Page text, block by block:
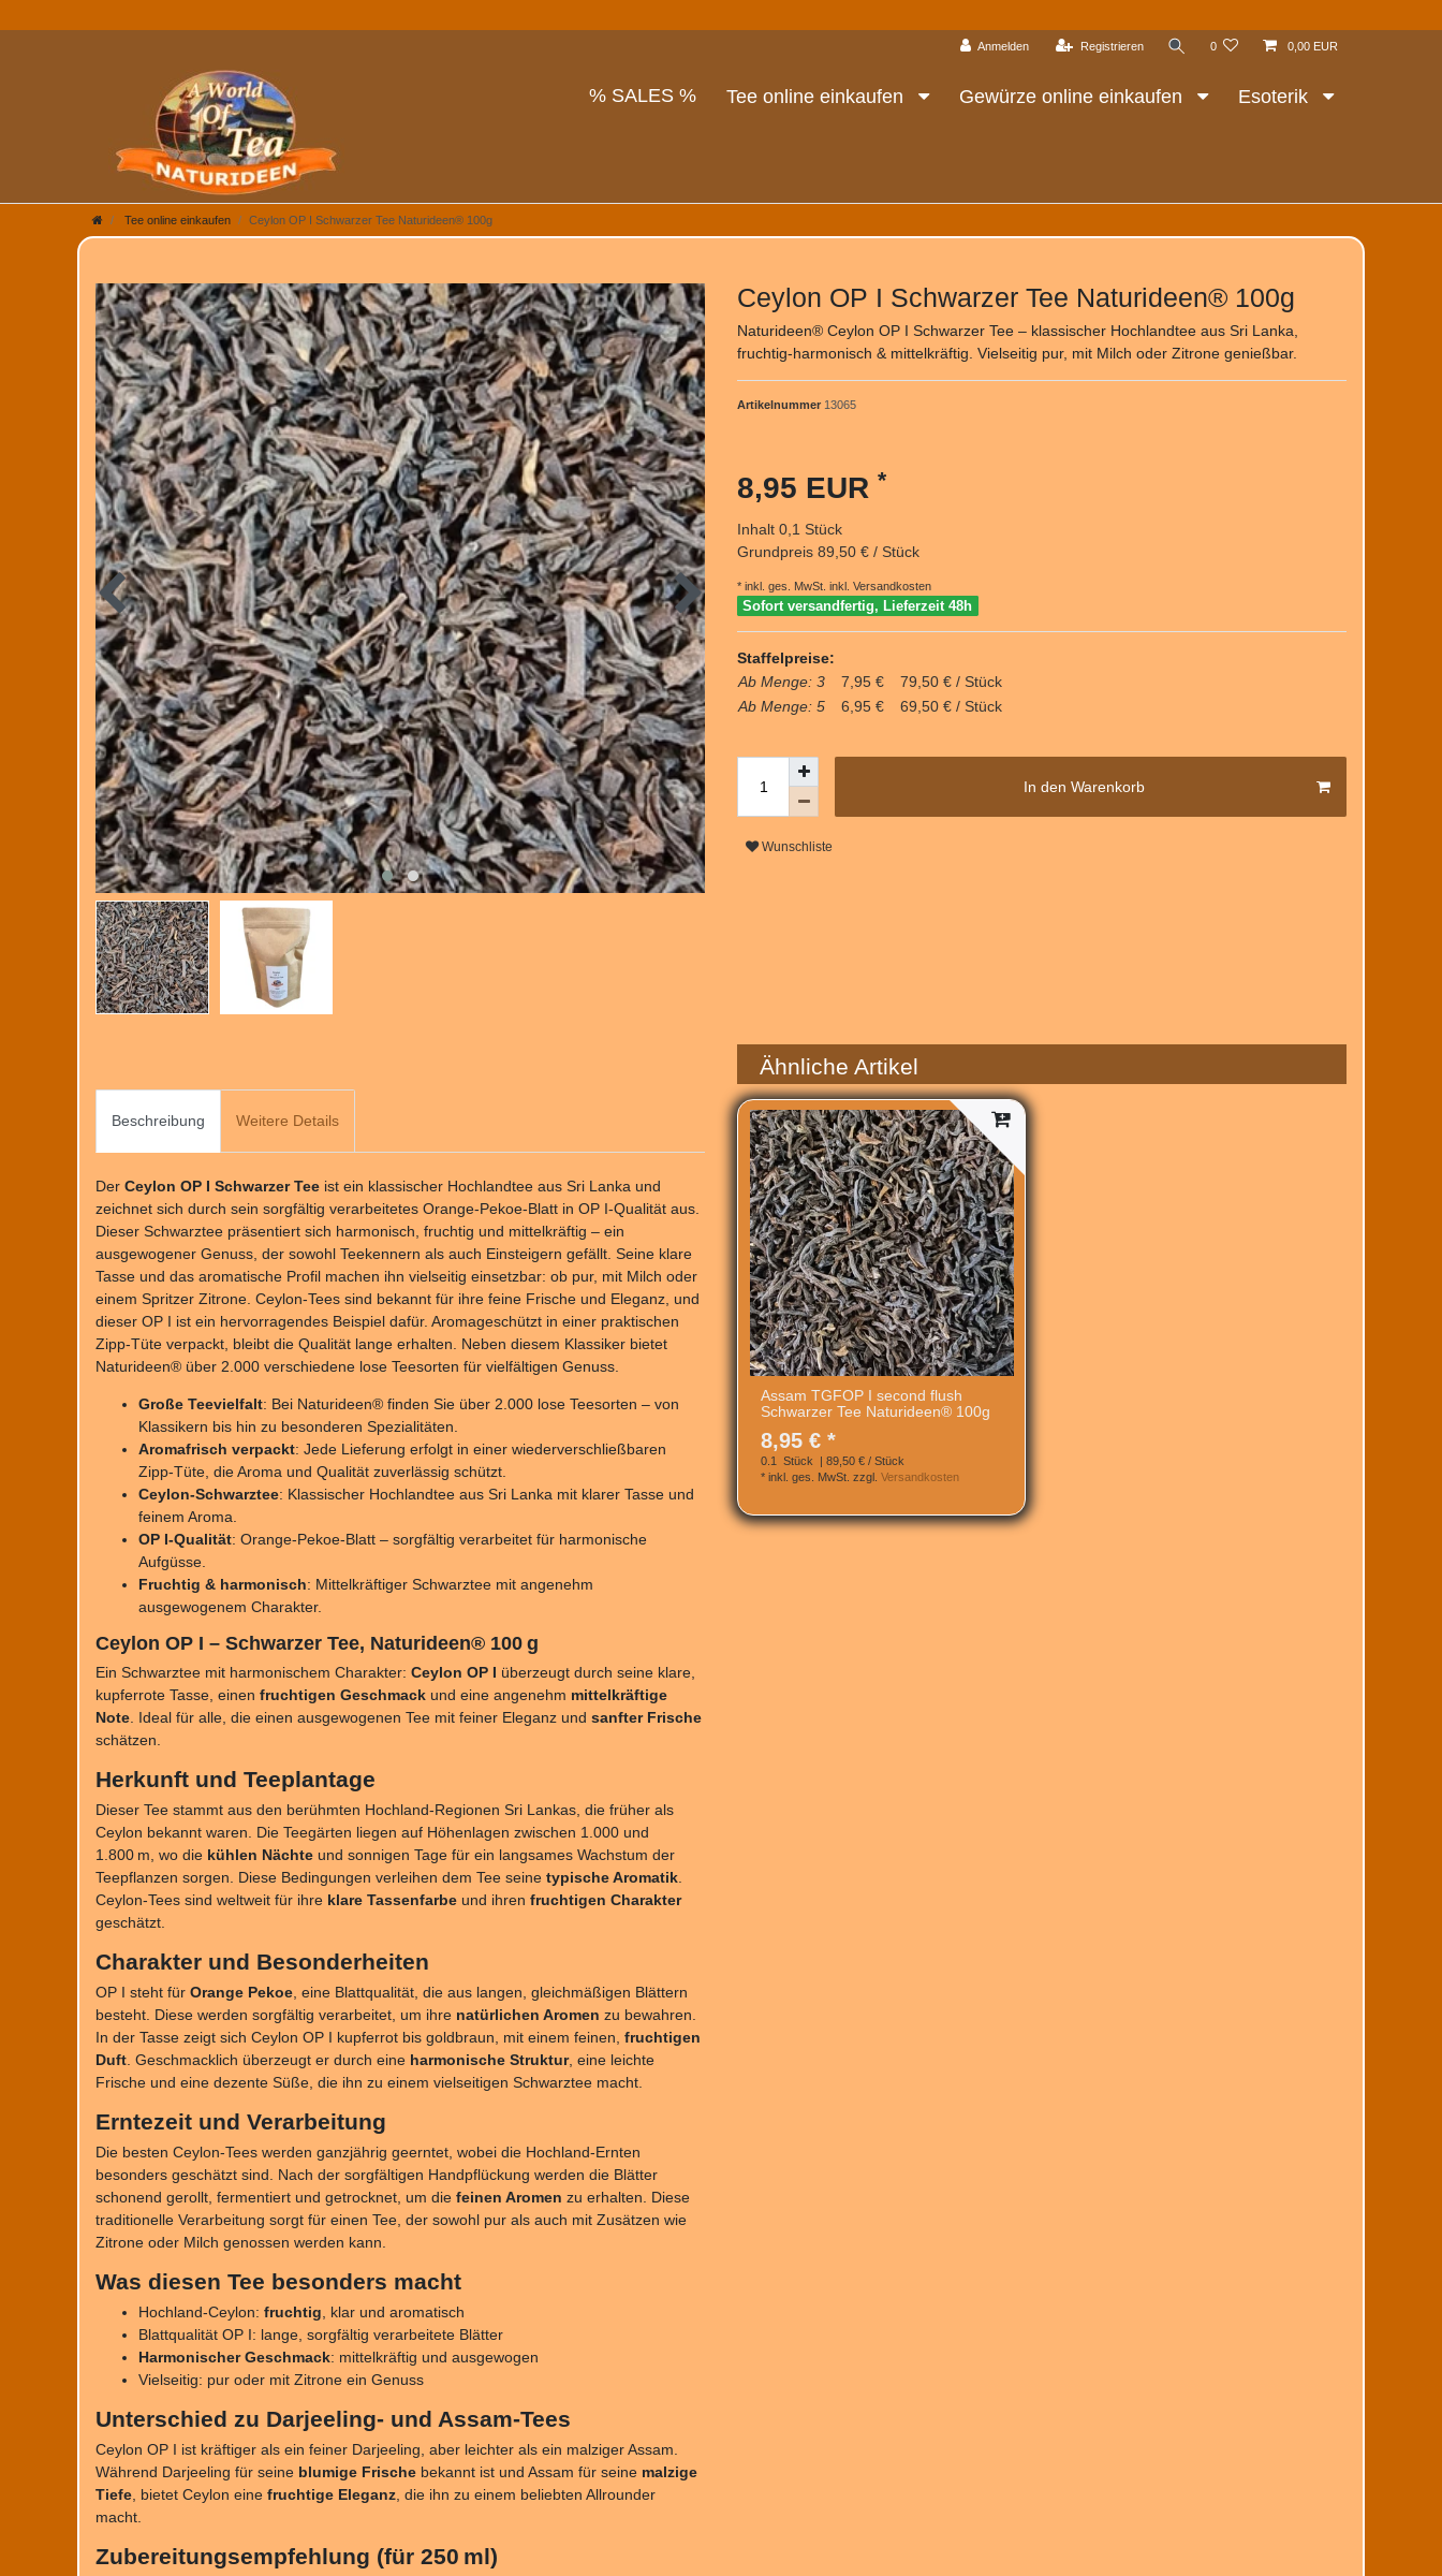
Anmelden Registrieren 0 0,00 EUR
% SALES % Tee online einkaufen Gewürze online einkaufen Esoterik
Tee online einkaufen Ceylon OP I Schwarzer Tee Naturideen® 100g
Ceylon OP I Schwarzer Tee Naturideen® 100g
Naturideen® Ceylon OP I Schwarzer Tee – klassischer Hochlandtee aus Sri Lanka,
fruchtig-harmonisch & mittelkräftig. Vielseitig pur, mit Milch oder Zitrone genießbar.
Artikelnummer 13065
8,95 EUR *
Inhalt 0,1 Stück
Grundpreis 89,50 € / Stück
* inkl. ges. MwSt. inkl. Versandkosten
Sofort versandfertig, Lieferzeit 48h
Staffelpreise:
Ab Menge: 3
7,95 €
79,50 € / Stück
Ab Menge: 5
6,95 € 69,50 € / Stück
In den Warenkorb
Wunschliste
Beschreibung Weitere Details
Der Ceylon OP I Schwarzer Tee ist ein klassischer Hochlandtee aus Sri Lanka und
zeichnet sich durch sein sorgfältig verarbeitetes Orange-Pekoe-Blatt in OP I-Qualität aus.
Dieser Schwarztee präsentiert sich harmonisch, fruchtig und mittelkräftig – ein
ausgewogener Genuss, der sowohl Teekennern als auch Einsteigern gefällt. Seine klare
Tasse und das aromatische Profil machen ihn vielseitig einsetzbar: ob pur, mit Milch oder
einem Spritzer Zitrone. Ceylon-Tees sind bekannt für ihre feine Frische und Eleganz, und
dieser OP I ist ein hervorragendes Beispiel dafür. Aromageschützt in einer praktischen
Zipp-Tüte verpackt, bleibt die Qualität lange erhalten. Neben diesem Klassiker bietet
Naturideen® über 2.000 verschiedene lose Teesorten für vielfältigen Genuss.
Große Teevielfalt: Bei Naturideen® finden Sie über 2.000 lose Teesorten – von
Klassikern bis hin zu besonderen Spezialitäten.
Aromafrisch verpackt: Jede Lieferung erfolgt in einer wiederverschließbaren
Zipp-Tüte, die Aroma und Qualität zuverlässig schützt.
Ceylon-Schwarztee: Klassischer Hochlandtee aus Sri Lanka mit klarer Tasse und
feinem Aroma.
OP I-Qualität: Orange-Pekoe-Blatt – sorgfältig verarbeitet für harmonische
Aufgüsse.
Fruchtig & harmonisch: Mittelkräftiger Schwarztee mit angenehm
ausgewogenem Charakter.
Ceylon OP I – Schwarzer Tee, Naturideen® 100 g
Ein Schwarztee mit harmonischem Charakter: Ceylon OP I überzeugt durch seine klare,
kupferrote Tasse, einen fruchtigen Geschmack und eine angenehm mittelkräftige
Note . Ideal für alle, die einen ausgewogenen Tee mit feiner Eleganz und sanfter Frische
schätzen.
Herkunft und Teeplantage
Dieser Tee stammt aus den berühmten Hochland-Regionen Sri Lankas, die früher als
Ceylon bekannt waren. Die Teegärten liegen auf Höhenlagen zwischen 1.000 und
1.800 m, wo die kühlen Nächte und sonnigen Tage für ein langsames Wachstum der
Teepflanzen sorgen. Diese Bedingungen verleihen dem Tee seine typische Aromatik
Ceylon-Tees sind weltweit für ihre klare Tassenfarbe und ihren fruchtigen Charakter
geschätzt.
Charakter und Besonderheiten
OP I steht für Orange Pekoe , eine Blattqualität, die aus langen, gleichmäßigen Blättern
besteht. Diese werden sorgfältig verarbeitet, um ihre natürlichen Aromen zu bewahren.
In der Tasse zeigt sich Ceylon OP I kupferrot bis goldbraun, mit einem feinen, fruchtigen
Duft . Geschmacklich überzeugt er durch eine harmonische Struktur, eine leichte
Frische und eine dezente Süße, die ihn zu einem vielseitigen Schwarztee macht.
Erntezeit und Verarbeitung
Die besten Ceylon-Tees werden ganzjährig geerntet, wobei die Hochland-Ernten
besonders geschätzt sind. Nach der sorgfältigen Handpflückung werden die Blätter
schonend gerollt, fermentiert und getrocknet, um die feinen Aromen zu erhalten. Diese
traditionelle Verarbeitung sorgt für einen Tee, der sowohl pur als auch mit Zusätzen wie
Zitrone oder Milch genossen werden kann.
Was diesen Tee besonders macht
Hochland-Ceylon: fruchtig , klar und aromatisch
Blattqualität OP I: lange, sorgfältig verarbeitete Blätter
Harmonischer Geschmack: mittelkräftig und ausgewogen
Vielseitig: pur oder mit Zitrone ein Genuss
Unterschied zu Darjeeling- und Assam-Tees
Ceylon OP I ist kräftiger als ein feiner Darjeeling, aber leichter als ein malziger Assam.
Während Darjeeling für seine blumige Frische bekannt ist und Assam für seine malzige
Tiefe , bietet Ceylon eine fruchtige Eleganz , die ihn zu einem beliebten Allrounder
macht.
Zubereitungsempfehlung (für 250 ml)
Ähnliche Artikel
Assam TGFOP I second flush
Schwarzer Tee Naturideen® 100g
8,95 € *
0.1 Stück
| 89,50 € / Stück
* inkl. ges. MwSt. zzgl. Versandkosten